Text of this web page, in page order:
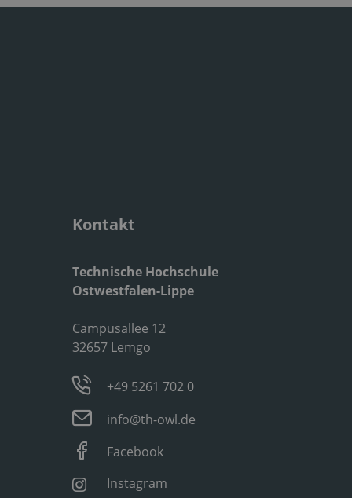
Kontakt
Technische Hochschule
Ostwestfalen-Lippe
Campusallee 12
32657 Lemgo
+49 5261 702 0
info@th-owl.de
Facebook
Instagram